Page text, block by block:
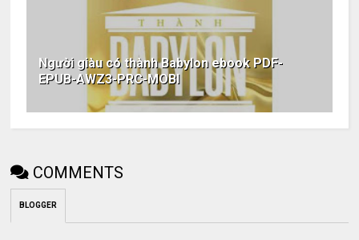
Người giàu có thành Babylon ebook PDF-
EPUB-AWZ3-PRC-MOBI
COMMENTS
BLOGGER